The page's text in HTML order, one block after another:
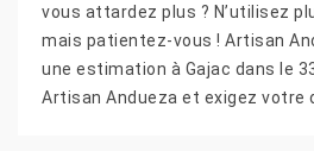
vous attardez plus ? N’utilisez
mais patientez-vous ! Artisan
une estimation à Gajac dans le
Artisan Andueza et exigez votre